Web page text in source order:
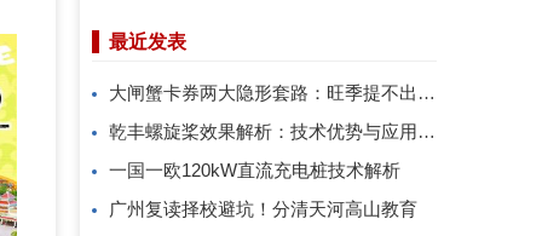
最近发表
大闸蟹卡券两大隐形套路：旺季提不出、过期直接亏！
乾丰螺旋桨效果解析：技术优势与应用价值
一国一欧120kW直流充电桩技术解析
广州复读择校避坑！分清天河高山教育